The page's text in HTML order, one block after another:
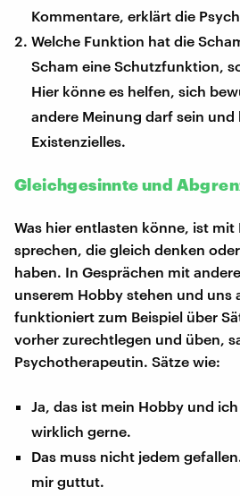
Kommentare, erklärt die
Welche Funktion hat die
Scham eine Schutzfunktion,
Hier könne es helfen, sich
andere Meinung darf sein
Existenzielles.
Gleichgesinnte und
Was hier entlasten könne, ist mit
sprechen, die gleich denken
haben. In Gesprächen mit
unserem Hobby stehen und uns
funktioniert zum Beispiel über
vorher zurechtlegen und üben,
Psychotherapeutin. Sätze wie:
Ja, das ist mein Hobby und
wirklich gerne.
Das muss nicht jedem
mir guttut.